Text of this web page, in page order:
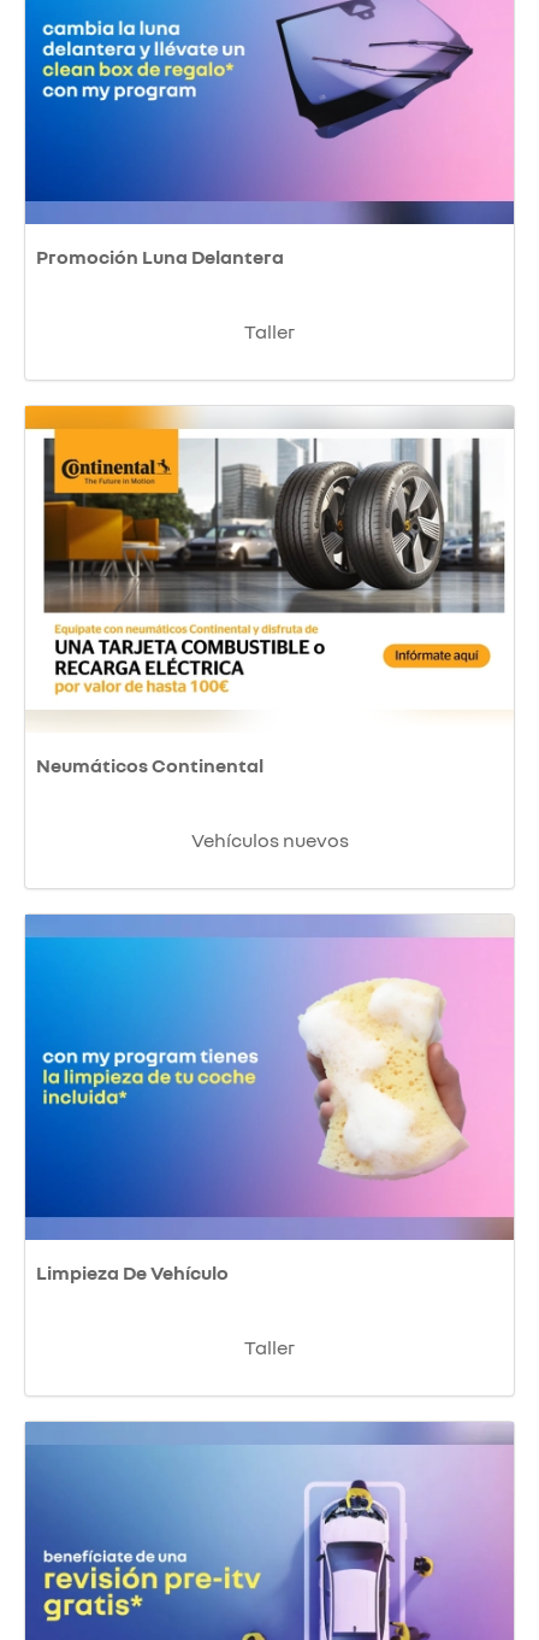
Promoción Luna Delantera
Taller
Neumáticos Continental
Vehículos nuevos
Limpieza De Vehículo
Taller